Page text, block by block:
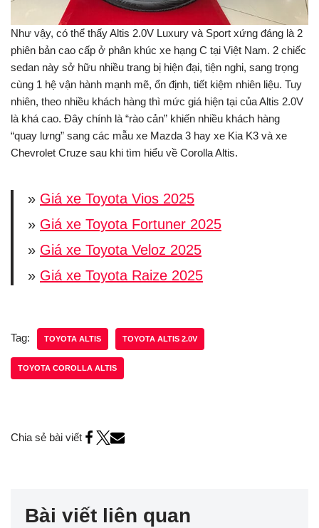
Như vậy, có thể thấy Altis 2.0V Luxury và Sport xứng đáng là 2
phiên bản cao cấp ở phân khúc xe hạng C tại Việt Nam. 2 chiếc
sedan này sở hữu nhiều trang bị hiện đại, tiện nghi, sang trọng
cùng 1 hệ vận hành mạnh mẽ, ổn định, tiết kiệm nhiên liệu. Tuy
nhiên, theo nhiều khách hàng thì mức giá hiện tại của Altis 2.0V
là khá cao. Đây chính là “rào cản” khiến nhiều khách hàng
“quay lưng” sang các mẫu xe Mazda 3 hay xe Kia K3 và xe
Chevrolet Cruze sau khi tìm hiểu về Corolla Altis.
» Giá xe Toyota Vios 2025
» Giá xe Toyota Fortuner 2025
» Giá xe Toyota Veloz 2025
» Giá xe Toyota Raize 2025
Tag: TOYOTA ALTIS TOYOTA ALTIS 2.0V
TOYOTA COROLLA ALTIS
Chia sẻ bài viết
Bài viết liên quan